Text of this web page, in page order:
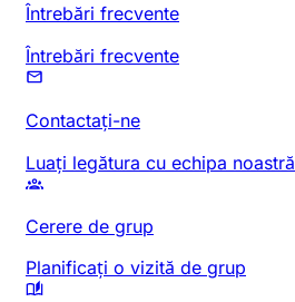
Întrebări frecvente
Întrebări frecvente
Contactați-ne
Luați legătura cu echipa noastră
Cerere de grup
Planificați o vizită de grup